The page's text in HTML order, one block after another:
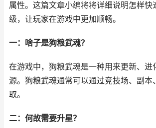
属性。这篇文章小编将将详细说明怎样快
级，让玩家在游戏中更加顺畅。
一：啥子是狗粮武魂？
在游戏中，狗粮武魂是一种用来更新、进
源。狗粮武魂通常可以通过竞技场、副本
取。
二：何故需要升星？